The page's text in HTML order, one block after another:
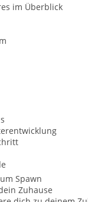
im Überblick
Spawn
Zuhause